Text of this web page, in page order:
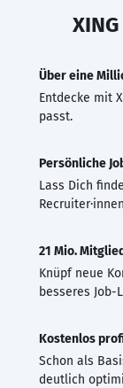
Über eine
Entdecke mit
passt.
Persönliche
Lass Dich
21 Mio.
Knüpf neue
besseres Job-
Kostenlos
Schon als
deutlich